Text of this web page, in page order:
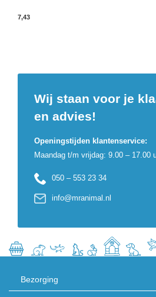
7,43
Wij staan voor je
en advies!
Openingstijden klantenservice:
Maandag t/m vrijdag: 9.00 – 17.00
050 – 553 23 34
info@mranimal.nl
Bezorging